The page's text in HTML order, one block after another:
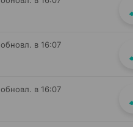
обновл. в 16:07
обновл. в 16:07